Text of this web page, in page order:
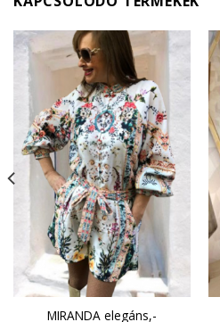
MIRANDA elegáns,-